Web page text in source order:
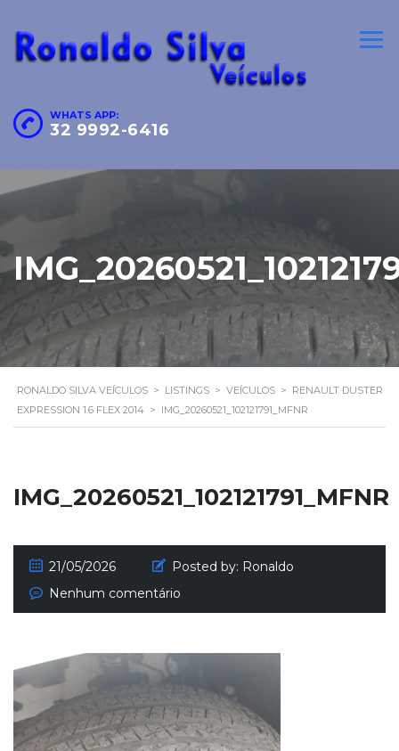
WHATS APP:
32 9992-6416
RONALDO SILVA VEÍCULOS > LISTINGS > VEÍCULOS > RENAULT DUSTER
EXPRESSION 1.6 FLEX 2014 > IMG_20260521_102121791_MFNR
IMG_20260521_102121791_MFNR
21/05/2026 Posted by: Ronaldo
Nenhum comentário